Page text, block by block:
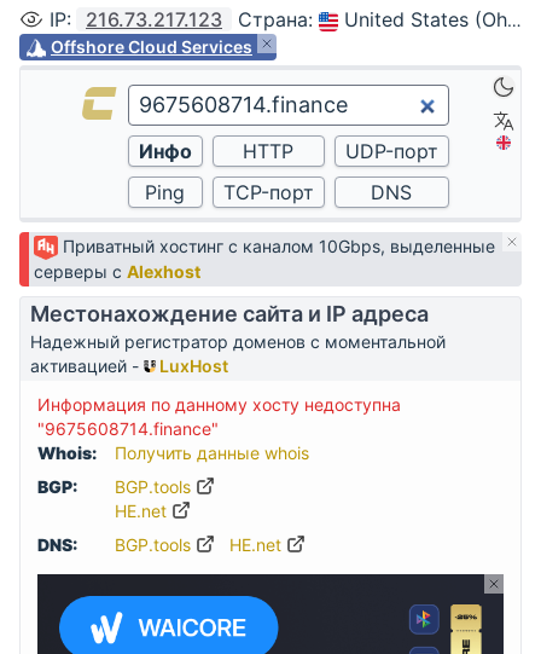
IP: 216.73.217.123 Страна: United States (Ohio, Columbus)
Offshore Cloud Services
Приватный хостинг с каналом 10Gbps, выделенные
серверы с Alexhost
Местонахождение сайта и IP адреса
Надежный регистратор доменов с моментальной
активацией -
LuxHost
Информация по данному хосту недоступна
"9675608714.finance"
Whois:
Получить данные whois
BGP:
BGP.tools
HE.net
DNS:
BGP.tools HE.net